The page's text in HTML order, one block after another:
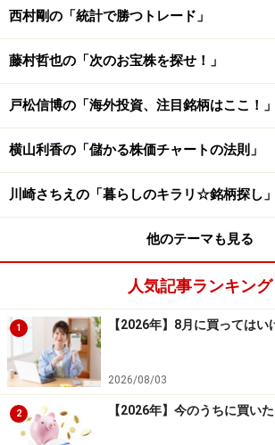
4月相場で勝ちトレード数の
覧
システムトレードの達人
図を見ると、「IMV＜7760＞」「スタ
「小田原機器＜7314＞」など、精密機
機器といった業種に資金が集まりやす
で、リスクが低く、リターンの高い投
できるでしょう。
【完全無料】当コラムで使用している
フリー版を無料でプレゼントします。
早めにお受け取りください。
西村剛の「統計で勝つトレード」
藤村哲也の「次のお宝株を探せ！」
戸松信博の「海外投資、注目銘柄はここ！」
横山利香の「儲かる株価チャートの法則」
川崎さちえの「暮らしのキラリ☆銘柄探し」
他のテーマも見る
人気記事ランキング
1 【2026年】8月に買ってはい
2026/08/03
2 【2026年】今のうちに買い